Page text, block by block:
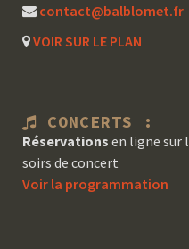
contact@balblomet.fr
VOIR SUR LE PLAN
CONCERTS :
Réservations en ligne sur
soirs de concert
Voir la programmation